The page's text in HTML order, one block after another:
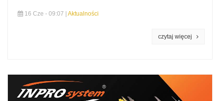
16 Cze - 09:07 | Aktualności